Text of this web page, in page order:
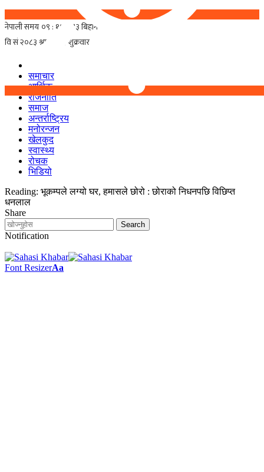
समाचार
आर्थिक
राजनीति
समाज
अन्तर्राष्ट्रिय
मनोरन्जन
खेलकुद
स्वास्थ्य
रोचक
भिडियो
Reading: भूकम्पले लग्यो घर, हमासले छोरो : छोराको निधनपछि विछिप्त
धनलाल
Share
Notification
Font ResizerAa